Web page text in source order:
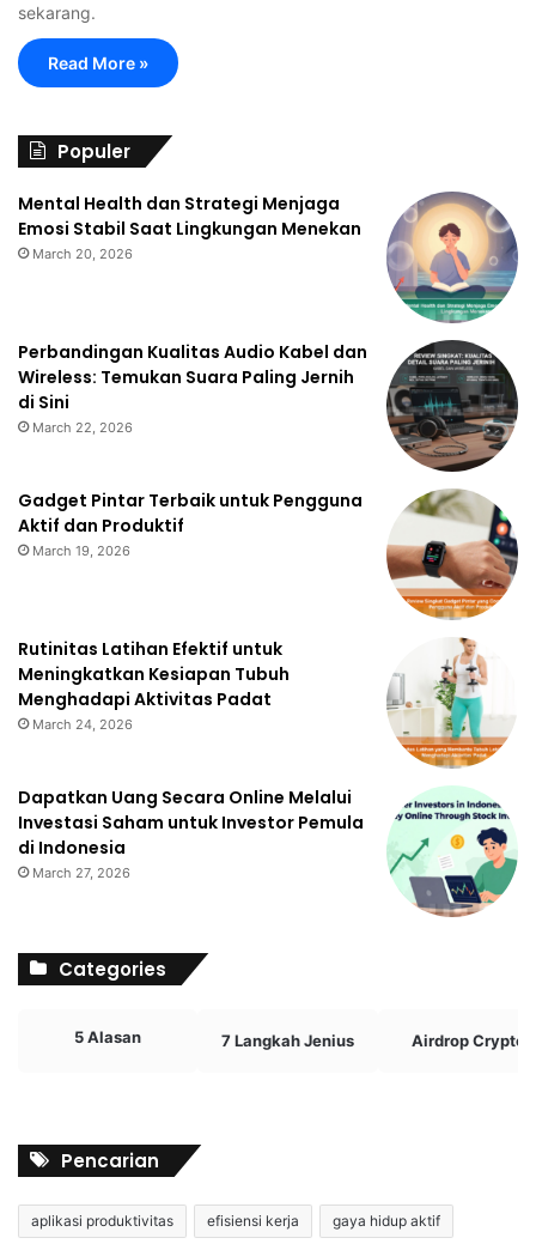
sekarang.
Read More »
Populer
Mental Health dan Strategi Menjaga
Emosi Stabil Saat Lingkungan Menekan
March 20, 2026
Perbandingan Kualitas Audio Kabel dan
Wireless: Temukan Suara Paling Jernih
di Sini
March 22, 2026
Gadget Pintar Terbaik untuk Pengguna
Aktif dan Produktif
March 19, 2026
Rutinitas Latihan Efektif untuk
Meningkatkan Kesiapan Tubuh
Menghadapi Aktivitas Padat
March 24, 2026
Dapatkan Uang Secara Online Melalui
Investasi Saham untuk Investor Pemula
di Indonesia
March 27, 2026
Categories
5 Alasan 7 Langkah Jenius Airdrop Crypto
Pencarian
aplikasi produktivitas efisiensi kerja gaya hidup aktif